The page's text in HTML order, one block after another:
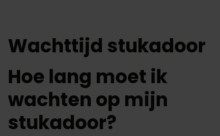
Wachttijd stukadoor
Hoe lang moet ik
wachten op mijn
stukadoor?